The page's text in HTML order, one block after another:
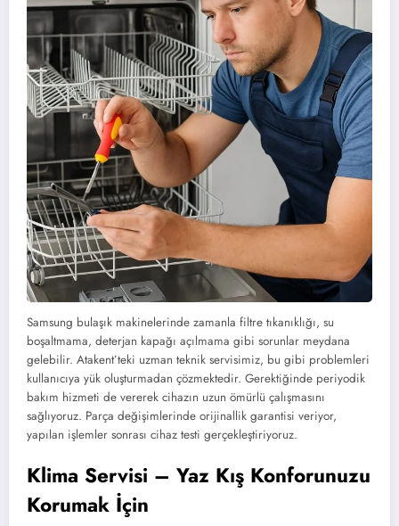
Samsung bulaşık makinelerinde zamanla filtre tıkanıklığı, su
boşaltmama, deterjan kapağı açılmama gibi sorunlar meydana
gelebilir. Atakent’teki uzman teknik servisimiz, bu gibi problemleri
kullanıcıya yük oluşturmadan çözmektedir. Gerektiğinde periyodik
bakım hizmeti de vererek cihazın uzun ömürlü çalışmasını
sağlıyoruz. Parça değişimlerinde orijinallik garantisi veriyor,
yapılan işlemler sonrası cihaz testi gerçekleştiriyoruz.
Klima Servisi – Yaz Kış Konforunuzu
Korumak İçin